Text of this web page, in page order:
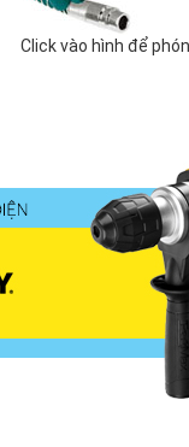
Nhật Bản
10 triệu -
Click vào hình để